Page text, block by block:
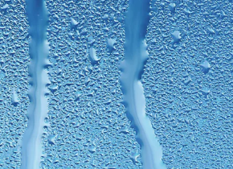
жилых домов не всегда выглядит